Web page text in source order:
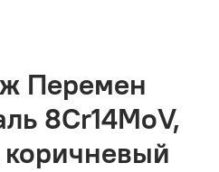
Перемен
8Cr14MoV,
коричневый